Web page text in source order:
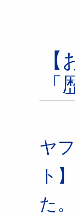
ヤ
ト
た。